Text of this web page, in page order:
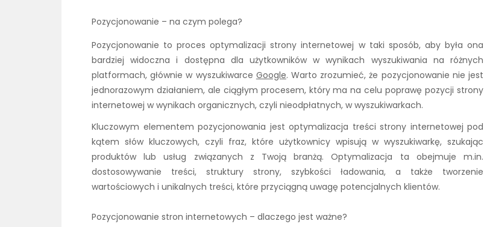
Pozycjonowanie – na czym polega?
Pozycjonowanie to proces optymalizacji strony internetowej w taki sposób, aby była ona
bardziej widoczna i dostępna dla użytkowników w wynikach wyszukiwania na różnych
platformach, głównie w wyszukiwarce Google. Warto zrozumieć, że pozycjonowanie nie jest
jednorazowym działaniem, ale ciągłym procesem, który ma na celu poprawę pozycji strony
internetowej w wynikach organicznych, czyli nieodpłatnych, w wyszukiwarkach.
Kluczowym elementem pozycjonowania jest optymalizacja treści strony internetowej pod
kątem słów kluczowych, czyli fraz, które użytkownicy wpisują w wyszukiwarkę, szukając
produktów lub usług związanych z Twoją branżą. Optymalizacja ta obejmuje m.in.
dostosowywanie treści, struktury strony, szybkości ładowania, a także tworzenie
wartościowych i unikalnych treści, które przyciągną uwagę potencjalnych klientów.
Pozycjonowanie stron internetowych – dlaczego jest ważne?